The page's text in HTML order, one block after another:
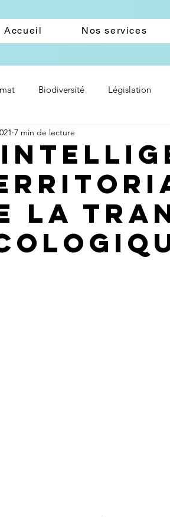
Accueil Nos services
Biodiversité Législation
la
7 min de lecture